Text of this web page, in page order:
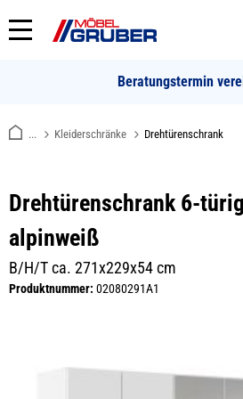
springen
Beratungstermin
... Kleiderschränke Drehtürenschrank
Drehtürenschrank 6-
alpinweiß
B/H/T ca. 271x229x54 cm
Produktnummer: 02080291A1